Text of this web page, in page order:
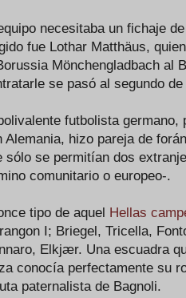
necesitaba un fichaje
fue Lothar Matthäus,
Mönchengladbach al
se pasó al segundo
futbolista germano,
Alemania, hizo pareja de
sólo se permitían dos
comunitario o europeo-.
tipo de aquel Hellas
I; Briegel, Tricella,
Elkjær. Una escuadra
conocía perfectamente su
paternalista de Bagnoli.